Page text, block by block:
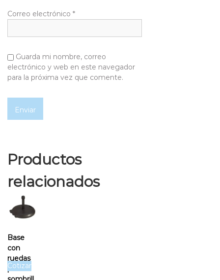
Correo electrónico *
Guarda mi nombre, correo
electrónico y web en este navegador
para la próxima vez que comente.
Productos
relacionados
Base
con
ruedas
para
Cotizar